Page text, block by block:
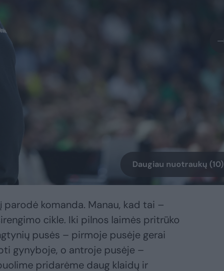
Daugiau nuotraukų (10)
parodė komanda. Manau, kad tai –
cikle. Iki pilnos laimės pritrūko
pusės – pirmoje pusėje gerai
gynyboje, o antroje pusėje –
pridarėme daug klaidų ir